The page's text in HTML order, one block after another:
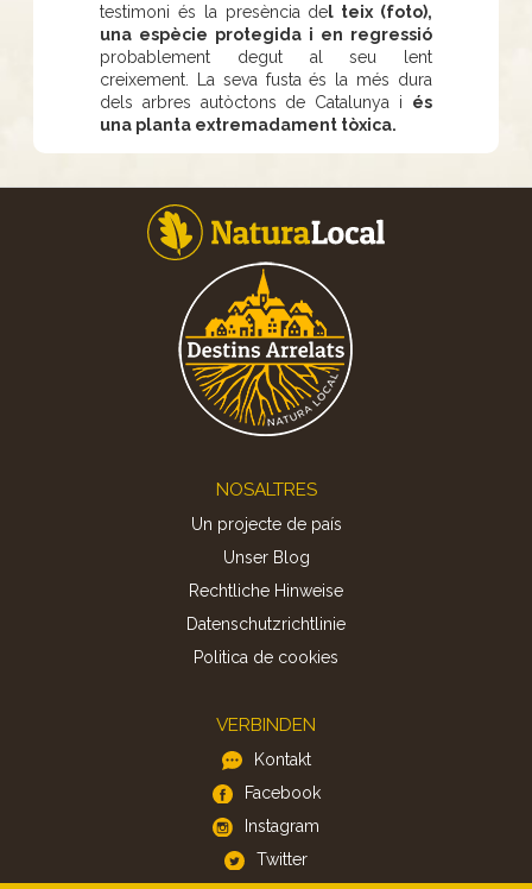
testimoni és la presència del teix (foto),
una espècie protegida i en regressió
probablement degut al seu lent
creixement. La seva fusta és la més dura
dels arbres autòctons de Catalunya i és
una planta extremadament tòxica.
NOSALTRES
Un projecte de país
Unser Blog
Rechtliche Hinweise
Datenschutzrichtlinie
Politica de cookies
VERBINDEN
Kontakt
Facebook
Instagram
Twitter